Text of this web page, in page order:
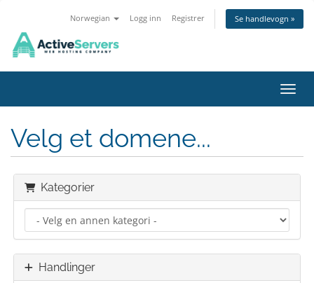
Norwegian Logg inn Registrer Se handlevogn »
Bytt
Velg et domene...
Kategorier
Handlinger